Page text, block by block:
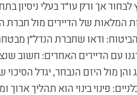
לבחור אך ורק עו"ד בעלי
המלאות של הדיירים מול חברת
ודאו שחברת הנדל"ן
עם הדיירים האחרים: חשוב
והן מול היזם הנבחר, יגדל
פינוי בינוי הוא תהליך